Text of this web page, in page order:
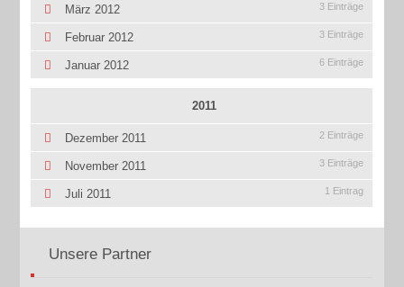
März 2012 3 Einträge
Februar 2012 3 Einträge
Januar 2012 6 Einträge
2011
Dezember 2011 2 Einträge
November 2011 3 Einträge
Juli 2011 1 Eintrag
Unsere Partner